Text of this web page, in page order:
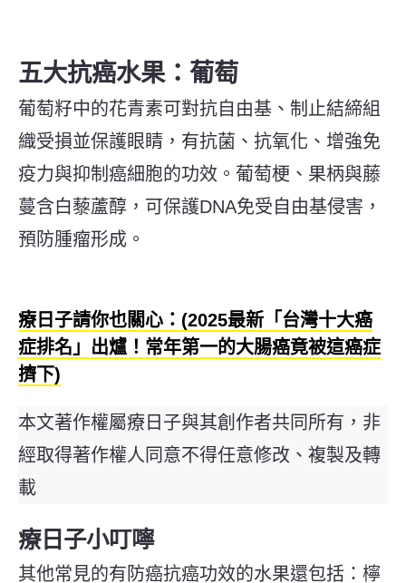
五大抗癌水果：葡萄
葡萄籽中的花青素可對抗自由基、制止結締組
織受損並保護眼睛，有抗菌、抗氧化、增強免
疫力與抑制癌細胞的功效。葡萄梗、果柄與藤
蔓含白藜蘆醇，可保護DNA免受自由基侵害，
預防腫瘤形成。
療日子請你也關心：(2025最新「台灣十大癌
症排名」出爐！常年第一的大腸癌竟被這癌症
擠下)
本文著作權屬療日子與其創作者共同所有，非
經取得著作權人同意不得任意修改、複製及轉
載
療日子小叮嚀
其他常見的有防癌抗癌功效的水果還包括：檸